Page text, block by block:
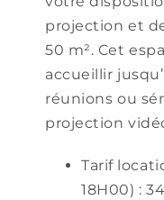
projection et
50 m². Cet
accueillir
réunions ou
projection
Tarif
18H00) :